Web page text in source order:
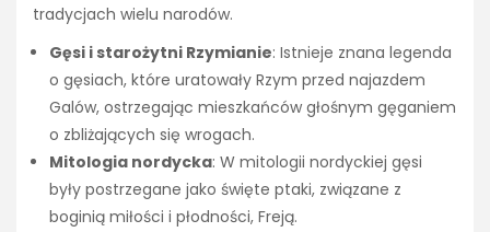
tradycjach wielu narodów.
Gęsi i starożytni Rzymianie: Istnieje znana legenda
o gęsiach, które uratowały Rzym przed najazdem
Galów, ostrzegając mieszkańców głośnym gęganiem
o zbliżających się wrogach.
Mitologia nordycka: W mitologii nordyckiej gęsi
były postrzegane jako święte ptaki, związane z
boginią miłości i płodności, Freją.